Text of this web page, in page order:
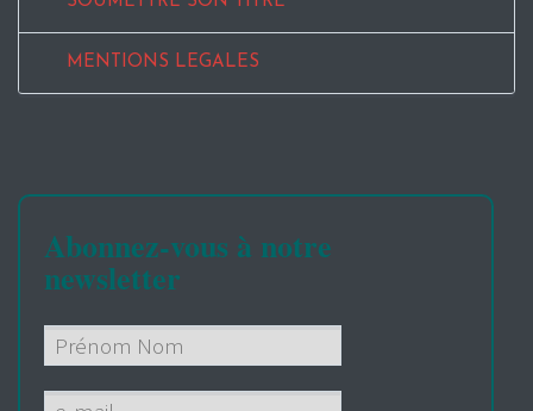
MENTIONS LEGALES
Abonnez-vous à notre
newsletter